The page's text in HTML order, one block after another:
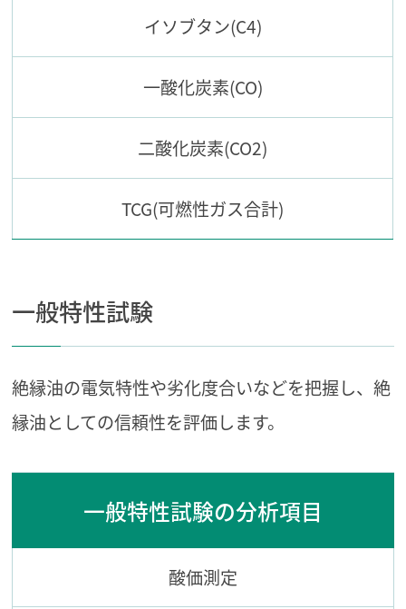
イソブタン(C4)
一酸化炭素(CO)
二酸化炭素(CO2)
TCG(可燃性ガス合計)
一般特性試験
絶縁油の電気特性や劣化度合いなどを把握し、絶
縁油としての信頼性を評価します。
一般特性試験の分析項目
酸価測定